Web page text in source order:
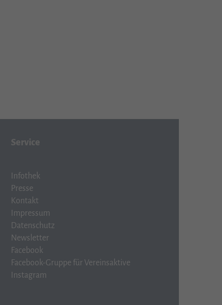
Service
Infothek
Presse
Kontakt
Impressum
Datenschutz
Newsletter
Facebook
Facebook-Gruppe für Vereinsaktive
Instagram